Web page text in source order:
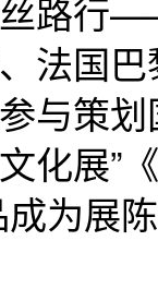
路行
法国
与策划
展”
为展